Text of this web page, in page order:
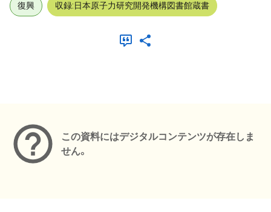
復興 収録:日本原子力研究開発機構図書館蔵書
この資料にはデジタルコンテンツが存在しま
せん。